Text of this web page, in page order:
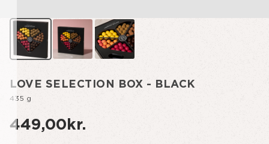
LOVE SELECTION BOX - BLACK
435 g
449,00kr.